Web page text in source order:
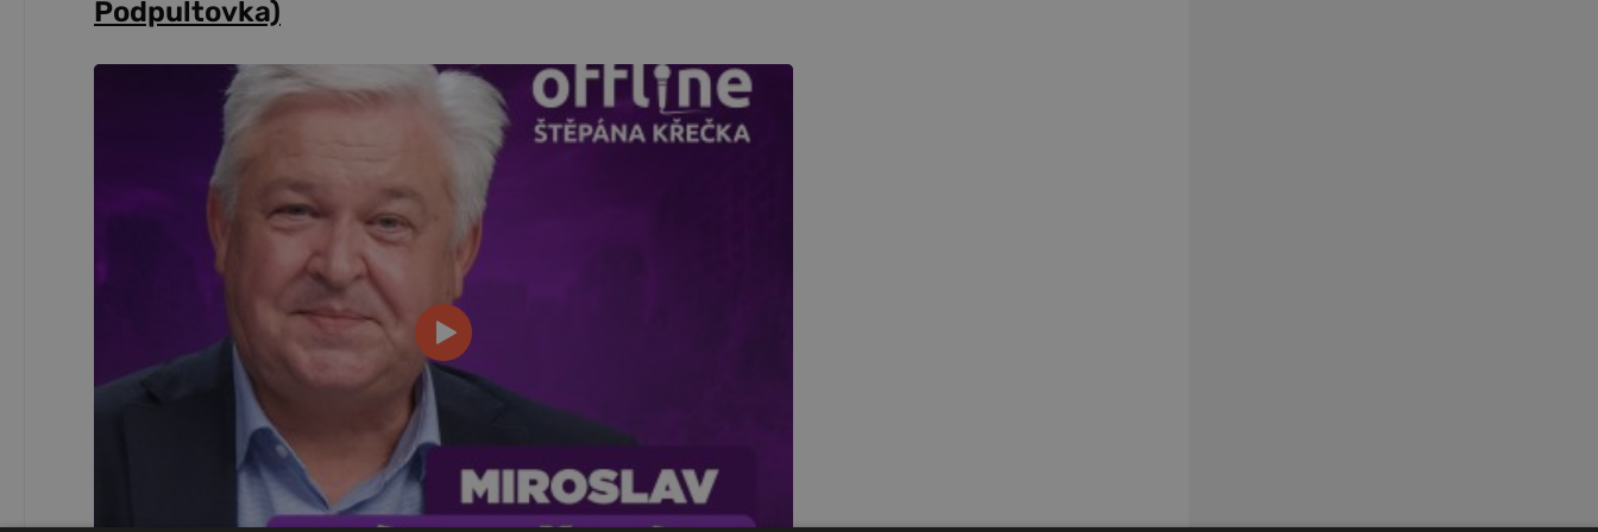
Podpultovka)